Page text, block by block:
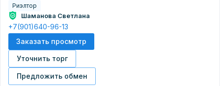
Риэлтор
Шаманова Светлана
+7(901)640-96-13
Заказать просмотр
Уточнить торг
Предложить обмен